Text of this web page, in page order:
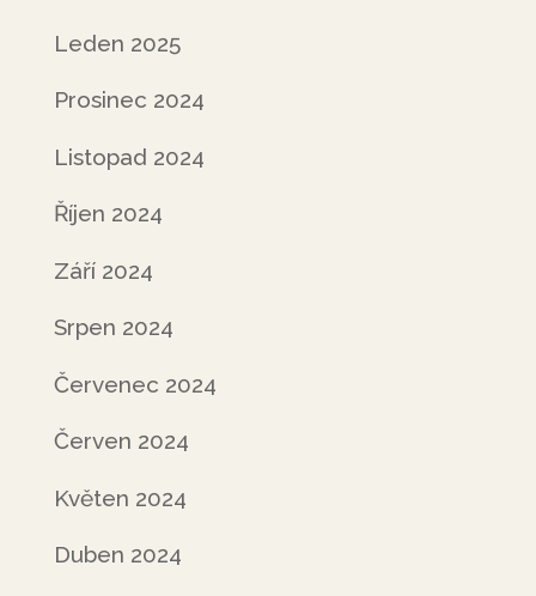
Leden 2025
Prosinec 2024
Listopad 2024
Říjen 2024
Září 2024
Srpen 2024
Červenec 2024
Červen 2024
Květen 2024
Duben 2024